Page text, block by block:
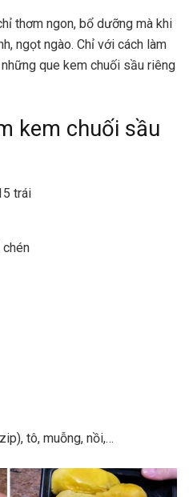
thơm ngon, bổ dưỡng mà khi
ngọt ngào. Chỉ với cách làm
que kem chuối sầu riêng
kem chuối sầu
trái
chén
tô, muỗng, nồi,…